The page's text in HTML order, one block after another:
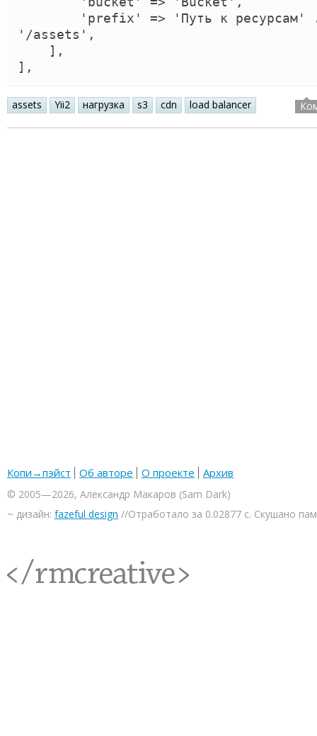
'/assets',
],
assets Yii2 нагрузка s3 cdn load balancer
Копи→пэйст Об авторе О проекте Архив
© 2005—2026, Александр Макаров (Sam Dark)
~ дизайн: fazeful design //Отработало за 0.02877 с. Скушано
<rmcreative/>